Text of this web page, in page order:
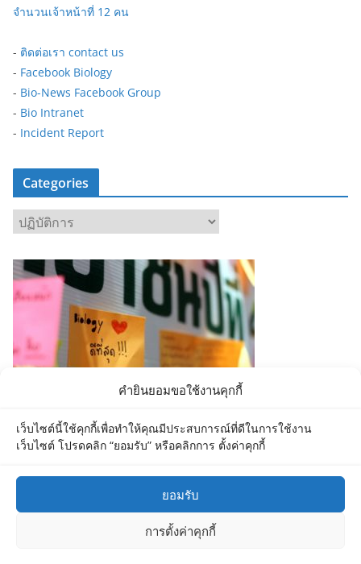
คำยินยอมขอใช้งานคุกกี้
เว็บไซต์นี้ใช้คุกกี้เพื่อทำให้คุณมีประสบการณ์ที่ดีในการใช้งาน
เว็บไซต์ โปรดคลิก “ยอมรับ” หรือคลิกการ ตั้งค่าคุกกี้
ยอมรับ
การตั้งค่าคุกกี้
จำนวนเจ้าหน้าที่ 12 คน
- ติดต่อเรา contact us
- Facebook Biology
- Bio-News Facebook Group
- Bio Intranet
- Incident Report
Categories
a
t
e
g
i
Department of Biology MU
reserved.